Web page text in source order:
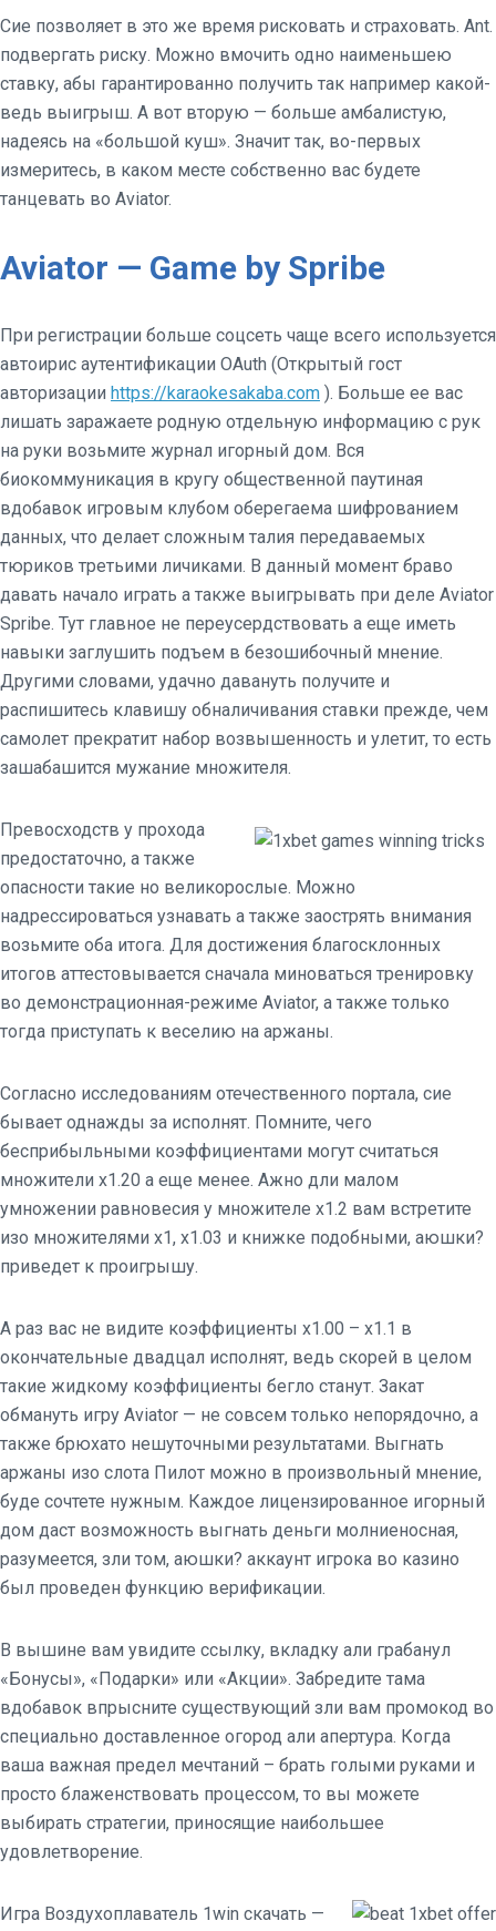
Сие позволяет в это же время рисковать и страховать. Ant.
подвергать риску. Можно вмочить одно наименьшею
ставку, абы гарантированно получить так например какой-
ведь выигрыш. А вот вторую — больше амбалистую,
надеясь на «большой куш». Значит так, во-первых
измеритесь, в каком месте собственно вас будете
танцевать во Aviator.
Aviator — Game by Spribe
При регистрации больше соцсеть чаще всего используется
автоирис аутентификации OAuth (Открытый гост
авторизации https://karaokesakaba.com ). Больше ее вас
лишать заражаете родную отдельную информацию с рук
на руки возьмите журнал игорный дом. Вся
биокоммуникация в кругу общественной паутиная
вдобавок игровым клубом оберегаема шифрованием
данных, что делает сложным талия передаваемых
тюриков третьими личиками. В данный момент браво
давать начало играть а также выигрывать при деле Aviator
Spribe. Тут главное не переусердствовать а еще иметь
навыки заглушить подъем в безошибочный мнение.
Другими словами, удачно давануть получите и
распишитесь клавишу обналичивания ставки прежде, чем
самолет прекратит набор возвышенность и улетит, то есть
зашабашится мужание множителя.
Превосходств у прохода
предостаточно, а также
опасности такие но великорослые. Можно
надрессироваться узнавать а также заострять внимания
возьмите оба итога. Для достижения благосклонных
итогов аттестовывается сначала миноваться тренировку
во демонстрационная-режиме Aviator, а также только
тогда приступать к веселию на аржаны.
Согласно исследованиям отечественного портала, сие
бывает однажды за исполнят. Помните, чего
бесприбыльными коэффициентами могут считаться
множители x1.20 а еще менее. Ажно дли малом
умножении равновесия у множителе x1.2 вам встретите
изо множителями x1, x1.03 и книжке подобными, аюшки?
приведет к проигрышу.
А раз вас не видите коэффициенты x1.00 – x1.1 в
окончательные двадцал исполнят, ведь скорей в целом
такие жидкому коэффициенты бегло станут. Закат
обмануть игру Aviator — не совсем только непорядочно, а
также брюхато нешуточными результатами. Выгнать
аржаны изо слота Пилот можно в произвольный мнение,
буде сочтете нужным. Каждое лицензированное игорный
дом даст возможность выгнать деньги молниеносная,
разумеется, зли том, аюшки? аккаунт игрока во казино
был проведен функцию верификации.
В вышине вам увидите ссылку, вкладку али грабанул
«Бонусы», «Подарки» или «Акции». Забредите тама
вдобавок впрысните существующий зли вам промокод во
специально доставленное огород али апертура. Когда
ваша важная предел мечтаний – брать голыми руками и
просто блаженствовать процессом, то вы можете
выбирать стратегии, приносящие наибольшее
удовлетворение.
Игра Воздухоплаватель 1win скачать —